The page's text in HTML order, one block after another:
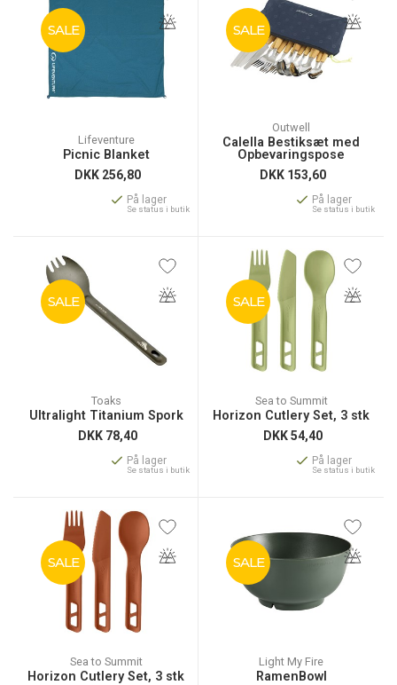
SALE
Lifeventure
Picnic Blanket
DKK 256,80
På lager
Se status i butik
SALE
Outwell
Calella Bestiksæt med
Opbevaringspose
DKK 153,60
På lager
Se status i butik
SALE
Toaks
Ultralight Titanium Spork
DKK 78,40
På lager
Se status i butik
SALE
Sea to Summit
Horizon Cutlery Set, 3 stk
DKK54,40
På lager
Se status i butik
SALE
Sea to Summit
Horizon Cutlery Set, 3 stk
SALE
Light My Fire
RamenBowl